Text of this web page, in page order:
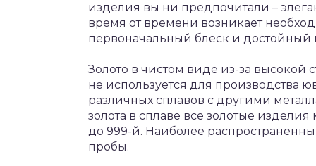
изделия вы ни предпочитали –
время от времени возникает
первоначальный блеск и достойный
Золото в чистом виде из-за высокой
не используется для производства
различных сплавов с другими
золота в сплаве все золотые
до 999-й. Наиболее
пробы.